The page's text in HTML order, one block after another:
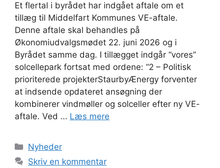
Et flertal i byrådet har indgået aftale om et
tillæg til Middelfart Kommunes VE-aftale.
Denne aftale skal behandles på
Økonomiudvalgsmødet 22. juni 2026 og i
Byrådet samme dag. I tillægget indgår “vores”
solcellepark fortsat med ordene: “2 – Politisk
prioriterede projekterStaurbyÆnergy forventer
at indsende opdateret ansøgning der
kombinerer vindmøller og solceller efter ny VE-
aftale. Ved … Læs mere
Kategorier
Nyheder
Skriv en kommentar